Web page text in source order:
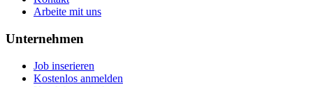
Arbeite mit uns
Unternehmen
Job inserieren
Kostenlos anmelden